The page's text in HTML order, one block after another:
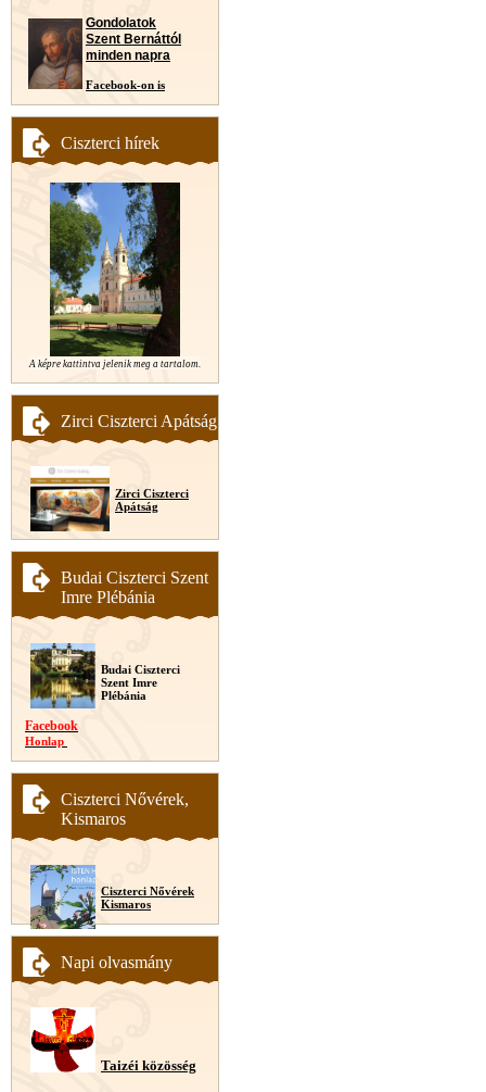
Gondolatok
Szent Bernáttól
minden napra
Facebook-on is
Ciszterci hírek
A képre kattintva jelenik meg a tartalom.
Zirci Ciszterci Apátság
Zirci Ciszterci
Apátság
Budai Ciszterci Szent
Imre Plébánia
Budai Ciszterci
Szent Imre
Plébánia
Facebook
Honlap
Ciszterci Nővérek,
Kismaros
Ciszterci Nővérek
Kismaros
Napi olvasmány
Taizéi közösség